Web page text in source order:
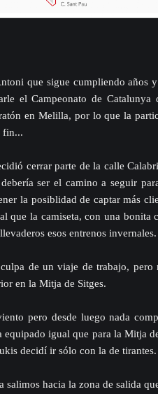
que sigue cumpliendo años
el Campeonato de
en Melilla, por lo que la
fin...
cerrar parte de la calle
ser el camino a seguir
la posiblidad de captar más
que la camiseta, con una bonita
esos entrenos invernales.
de un viaje de trabajo, pero
en la Mitja de Sitges.
pero desde luego nada
igual que para la Mitja
decidí ir sólo con la de
hacia la zona de salida